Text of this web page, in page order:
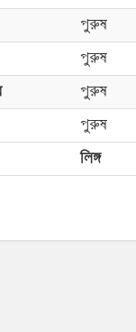
পুরুষ
পুরুষ
পুরুষ
পুরুষ
লিঙ্গ